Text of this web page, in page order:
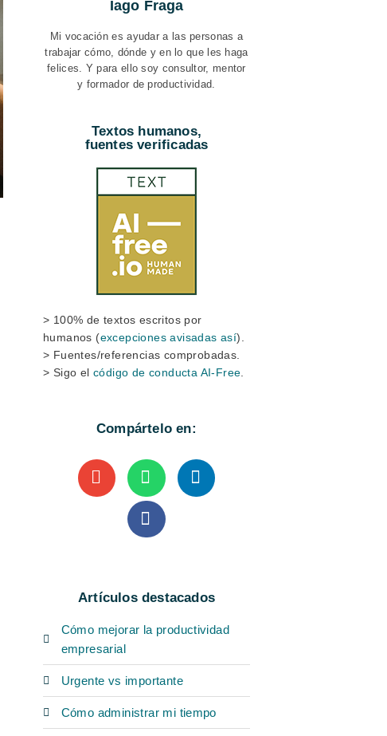
Iago Fraga
Mi vocación es ayudar a las personas a
trabajar cómo, dónde y en lo que les haga
felices. Y para ello soy consultor, mentor
y formador de productividad.
Textos humanos,
fuentes verificadas
> 100% de textos escritos por
humanos (excepciones avisadas así).
> Fuentes/referencias comprobadas.
> Sigo elcódigo de conducta AI-Free.
Compártelo en:
Artículos destacados
Cómo mejorar la productividad
empresarial
Urgente vs importante
Cómo administrar mi tiempo